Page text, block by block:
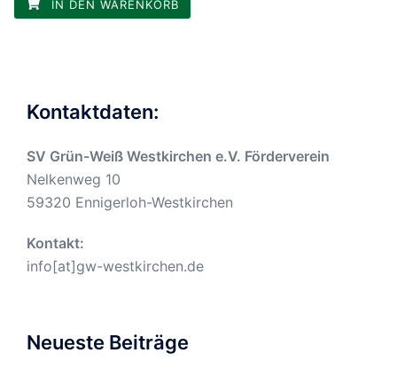
IN DEN WARENKORB
Kontaktdaten:
SV Grün-Weiß Westkirchen e.V. Förderverein
Nelkenweg 10
59320 Ennigerloh-Westkirchen
Kontakt:
info[at]gw-westkirchen.de
Neueste Beiträge